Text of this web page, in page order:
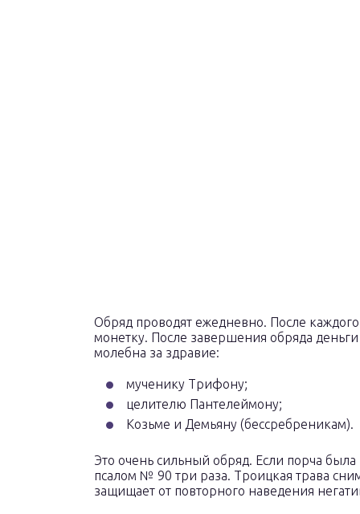
Обряд проводят ежедневно. После
монетку. После завершения обряда
молебна за здравие:
мученику Трифону;
целителю Пантелеймону;
Козьме и Демьяну (бессребреникам).
Это очень сильный обряд. Если порча
псалом № 90 три раза. Троицкая трава
защищает от повторного наведения